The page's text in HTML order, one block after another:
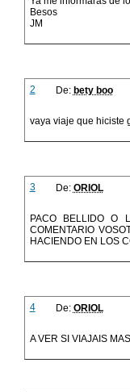
Besos
JM
2 De: bety boo
vaya viaje que hiciste
3 De: ORIOL
PACO BELLIDO O
COMENTARIO
HACIENDO EN LOS
4 De: ORIOL
A VER SI VIAJAIS